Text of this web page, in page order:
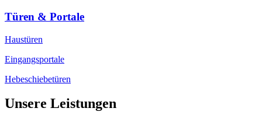
Türen & Portale
Haustüren
Eingangsportale
Hebeschiebetüren
Unsere Leistungen